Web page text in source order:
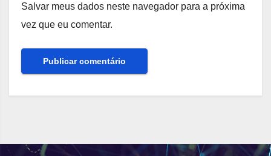
Salvar meus dados neste navegador para a próxima
vez que eu comentar.